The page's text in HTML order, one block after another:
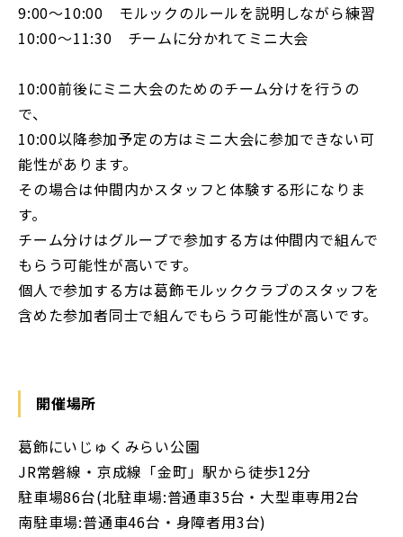
9:00〜10:00 モルックのルールを説明しながら練習
10:00〜11:30 チームに分かれてミニ大会
10:00前後にミニ大会のためのチーム分けを行うの
で、
10:00以降参加予定の方はミニ大会に参加できない可
能性があります。
その場合は仲間内かスタッフと体験する形になりま
す。
チーム分けはグループで参加する方は仲間内で組んで
もらう可能性が高いです。
個人で参加する方は葛飾モルッククラブのスタッフを
含めた参加者同士で組んでもらう可能性が高いです。
開催場所
葛飾にいじゅくみらい公園
JR常磐線・京成線「金町」駅から徒歩12分
駐車場86台(北駐車場:普通車35台・大型車専用2台
南駐車場:普通車46台・身障者用3台)